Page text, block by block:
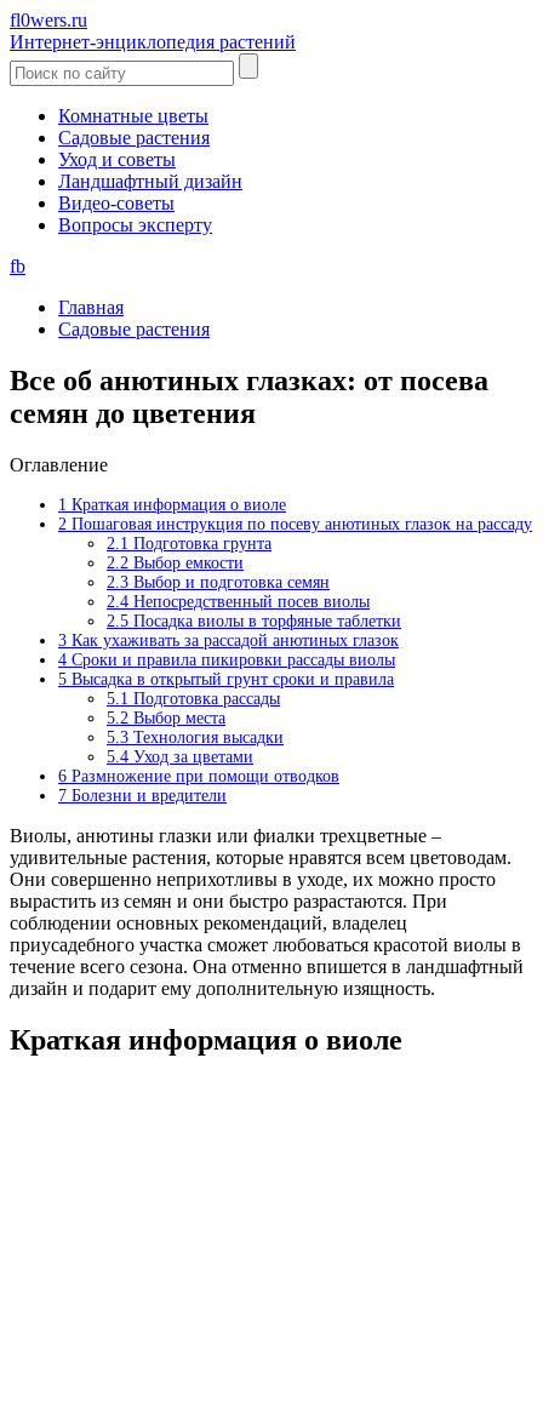
fl0wers.ru
Интернет-энциклопедия растений
Комнатные цветы
Садовые растения
Уход и советы
Ландшафтный дизайн
Видео-советы
Вопросы эксперту
fb
Главная
Садовые растения
Все об анютиных глазках: от посева
семян до цветения
Оглавление
1 Краткая информация о виоле
2 Пошаговая инструкция по посеву анютиных глазок на рассаду
2.1 Подготовка грунта
2.2 Выбор емкости
2.3 Выбор и подготовка семян
2.4 Непосредственный посев виолы
2.5 Посадка виолы в торфяные таблетки
3 Как ухаживать за рассадой анютиных глазок
4 Сроки и правила пикировки рассады виолы
5 Высадка в открытый грунт сроки и правила
5.1 Подготовка рассады
5.2 Выбор места
5.3 Технология высадки
5.4 Уход за цветами
6 Размножение при помощи отводков
7 Болезни и вредители
Виолы, анютины глазки или фиалки трехцветные –
удивительные растения, которые нравятся всем цветоводам.
Они совершенно неприхотливы в уходе, их можно просто
вырастить из семян и они быстро разрастаются. При
соблюдении основных рекомендаций, владелец
приусадебного участка сможет любоваться красотой виолы в
течение всего сезона. Она отменно впишется в ландшафтный
дизайн и подарит ему дополнительную изящность.
Краткая информация о виоле